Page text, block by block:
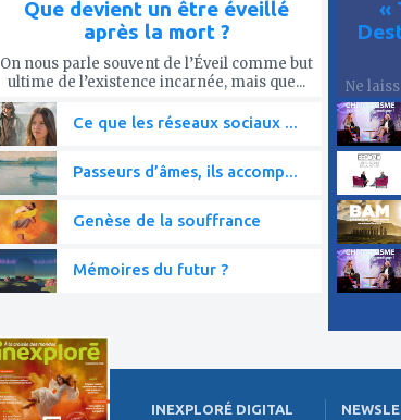
Que devient un être éveillé
après la mort ?
On nous parle souvent de l’Éveil comme but
ultime de l’existence incarnée, mais que...
Ce que les réseaux sociaux ...
Passeurs d’âmes, ils accomp...
Genèse de la souffrance
Mémoires du futur ?
«
Ne
INEXPLORÉ DIGITAL